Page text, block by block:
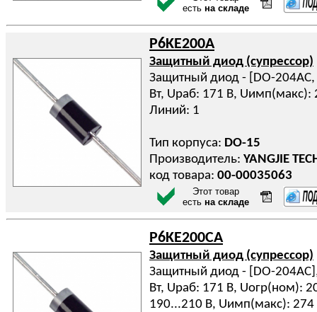
есть на складе
P6KE200A
Защитный диод (супрессор)
Защитный диод - [DO-
Вт, Uраб: 171 В,
Линий: 1
Тип корпуса: DO-15
Производитель: YANGJIE
код товара: 00-00035063
Этот товар
есть на складе
P6KE200CA
Защитный диод (супрессор)
Защитный диод - [DO-
Вт, Uраб: 171 В, Uогр(ном):
190...210 В, Uимп(макс): 274